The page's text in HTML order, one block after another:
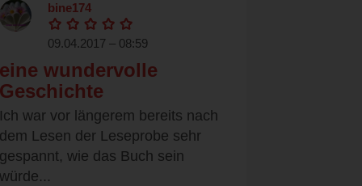
bine174
09.04.2017 – 08:59
eine wundervolle
Geschichte
Ich war vor längerem bereits nach
dem Lesen der Leseprobe sehr
gespannt, wie das Buch sein
würde...